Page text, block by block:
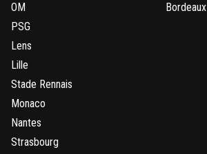
OM
PSG
Lens
Lille
Stade Rennais
Monaco
Nantes
Strasbourg
Bordeaux